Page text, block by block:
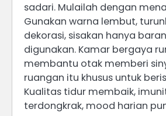
sadari. Mulailah dengan
Gunakan warna lembut,
dekorasi, sisakan hanya
digunakan. Kamar bergaya
membantu otak memberi
ruangan itu khusus untuk
Kualitas tidur membaik,
terdongkrak, mood harian